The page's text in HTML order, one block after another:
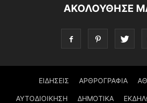
ΑΚΟΛΟΥΘΗΣΕ
ΕΙΔΗΣΕΙΣ ΑΡΘΡΟΓΡΑΦΙΑ
ΑΥΤΟΔΙΟΙΚΗΣΗ ΔΗΜΟΤΙΚΑ